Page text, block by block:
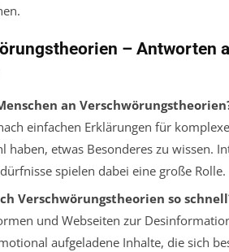
– Antworten
an
einfachen Erklärungen für
haben, etwas Besonderes zu wissen.
spielen dabei eine große Rolle.
Verschwörungstheorien so
und Webseiten zur
aufgeladene Inhalte, die sich